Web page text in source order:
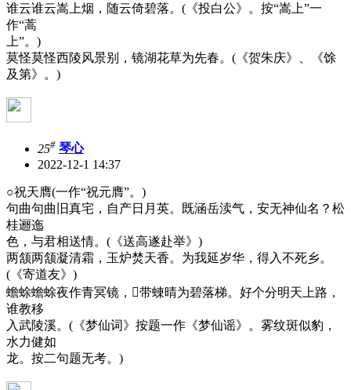
谁云谁云嵩上烟，随云倚碧落。(《投白公》。按“嵩上”一
作“蒿
上”。)
莫怪莫怪西陵风景别，镜湖花草为先春。(《贺朱庆》、《馀
及第》。)
25# 琴心
2022-12-1 14:37
○祝天膺(一作“祝元膺”。)
句曲句曲旧真宅，自产日月英。既涵岳渎气，安无神仙名？松
桂逦迤
色，与君相送情。(《送高遂赴举》)
两颔两颔凝清霜，玉炉焚天香。为我延岁华，得入不死乡。
(《寄道友》)
蟾蜍蟾蜍夜作青冥镜，带蝀晴为碧落梯。好个分明天上路，
谁教移
入武陵溪。(《梦仙词》按题一作《梦仙谣》。雾纹斑似豹，
水力健如
龙。按二句题无考。)